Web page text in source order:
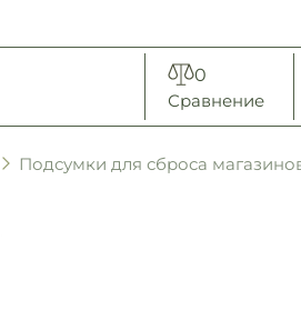
0
Сравнение
Подсумки для сброса